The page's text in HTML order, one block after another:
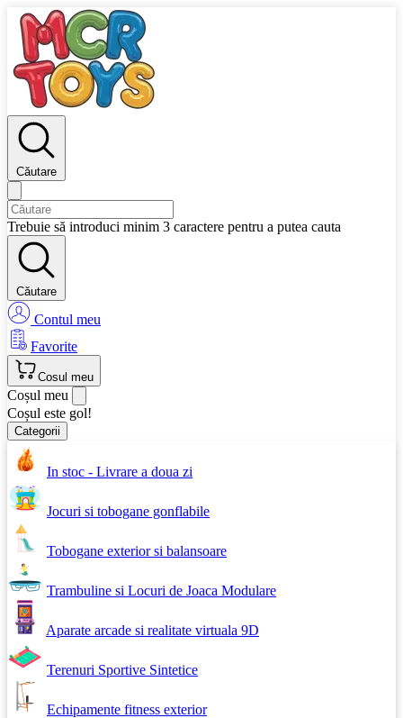
Căutare
Trebuie să introduci minim 3 caractere pentru a putea cauta
Căutare
Contul meu
Favorite
Cosul meu
Coșul meu
Coșul este gol!
Categorii
In stoc - Livrare a doua zi
Jocuri si tobogane gonflabile
Tobogane exterior si balansoare
Trambuline si Locuri de Joaca Modulare
Aparate arcade si realitate virtuala 9D
Terenuri Sportive Sintetice
Echipamente fitness exterior